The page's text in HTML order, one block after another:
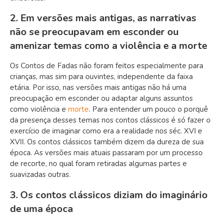
2. Em versões mais antigas, as narrativas
não se preocupavam em esconder ou
amenizar temas como a violência e a morte
Os Contos de Fadas não foram feitos especialmente para
crianças, mas sim para ouvintes, independente da faixa
etária. Por isso, nas versões mais antigas não há uma
preocupação em esconder ou adaptar alguns assuntos
como violência e morte. Para entender um pouco o porquê
da presença desses temas nos contos clássicos é só fazer o
exercício de imaginar como era a realidade nos séc. XVI e
XVII. Os contos clássicos também dizem da dureza de sua
época. As versões mais atuais passaram por um processo
de recorte, no qual foram retiradas algumas partes e
suavizadas outras.
3. Os contos clássicos diziam do imaginário
de uma época